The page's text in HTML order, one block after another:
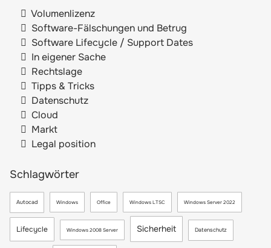
Volumenlizenz
Software-Fälschungen und Betrug
Software Lifecycle / Support Dates
In eigener Sache
Rechtslage
Tipps & Tricks
Datenschutz
Cloud
Markt
Legal position
Schlagwörter
Autocad Windows Office Windows LTSC Windows Server 2022
Lifecycle Windows 2008 Server Sicherheit Datenschutz